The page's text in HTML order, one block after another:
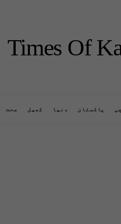
پاکستان دنیا کھیل صحت